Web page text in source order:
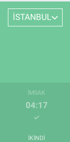
İSTANBUL
İMSAK
04:17
İKINDI